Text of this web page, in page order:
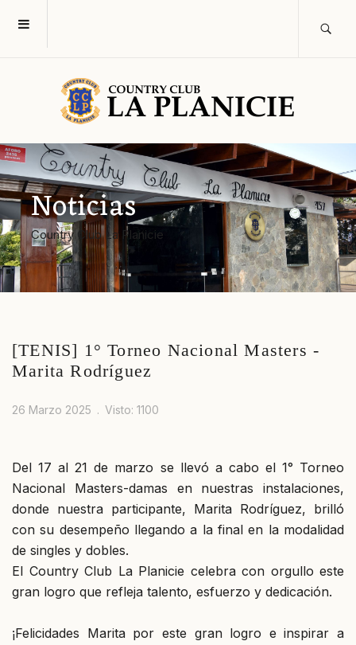
Noticias
Country Club La Planicie
[TENIS] 1° Torneo Nacional Masters -
Marita Rodríguez
26 Marzo 2025 Visto: 1100
Del 17 al 21 de marzo se llevó a cabo el 1° Torneo
Nacional Masters-damas en nuestras instalaciones,
donde nuestra participante, Marita Rodríguez, brilló
con su desempeño llegando a la final en la modalidad
de singles y dobles.
El Country Club La Planicie celebra con orgullo este
gran logro que refleja talento, esfuerzo y dedicación.
¡Felicidades Marita por este gran logro e inspirar a